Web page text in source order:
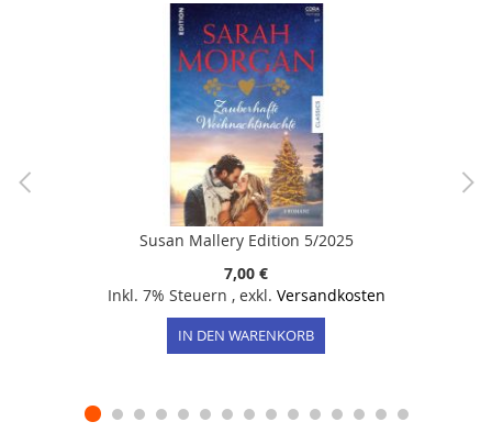
Susan Mallery Edition 5/2025
7,00 €
Inkl. 7% Steuern , exkl. Versandkosten
IN DEN WARENKORB